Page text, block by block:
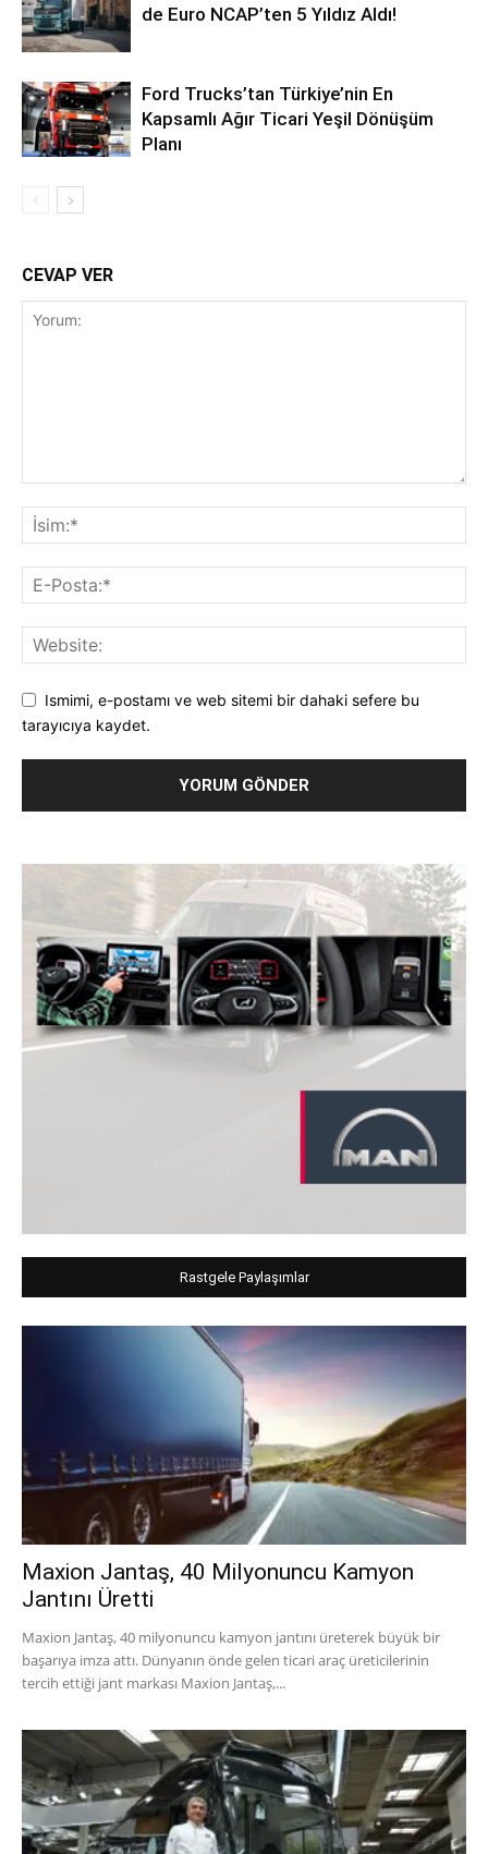
de Euro NCAP’ten 5 Yıldız Aldı!
Ford Trucks’tan Türkiye’nin En
Kapsamlı Ağır Ticari Yeşil Dönüşüm
Planı
CEVAP VER
Ismimi, e-postamı ve web sitemi bir dahaki sefere bu
tarayıcıya kaydet.
Rastgele Paylaşımlar
Maxion Jantaş, 40 Milyonuncu Kamyon
Jantını Üretti
Maxion Jantaş, 40 milyonuncu kamyon jantını üreterek büyük bir
başarıya imza attı. Dünyanın önde gelen ticari araç üreticilerinin
tercih ettiği jant markası Maxion Jantaş,...